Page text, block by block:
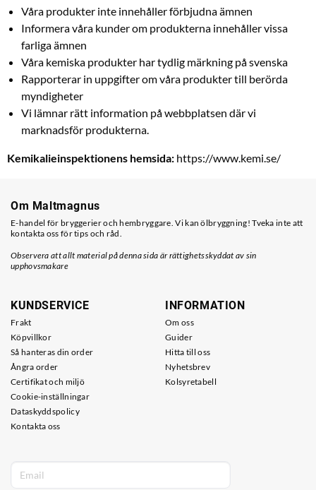
Våra produkter inte innehåller förbjudna ämnen
Informera våra kunder om produkterna innehåller vissa
farliga ämnen
Våra kemiska produkter har tydlig märkning på svenska
Rapporterar in uppgifter om våra produkter till berörda
myndigheter
Vi lämnar rätt information på webbplatsen där vi
marknadsför produkterna.
Kemikalieinspektionens hemsida: https://www.kemi.se/
Om Maltmagnus
E-handel för bryggerier och hembryggare. Vi kan ölbryggning! Tveka inte att
kontakta oss för tips och råd.
Observera att allt material på denna sida är rättighetsskyddat av sin
upphovsmakare
KUNDSERVICE
Frakt
Köpvillkor
Så hanteras din order
Ångra order
Certifikat och miljö
Cookie-inställningar
Dataskyddspolicy
Kontakta oss
INFORMATION
Om oss
Guider
Hitta till oss
Nyhetsbrev
Kolsyretabell